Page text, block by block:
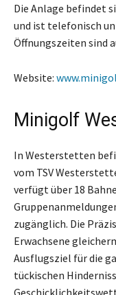
Die Anlage befindet
und ist telefonisch
Öffnungszeiten sind
Website:
Minigolf
In Westerstetten
vom TSV
verfügt über 18
zugänglich. Die
Erwachsene
Ausflugsziel für die
tückischen